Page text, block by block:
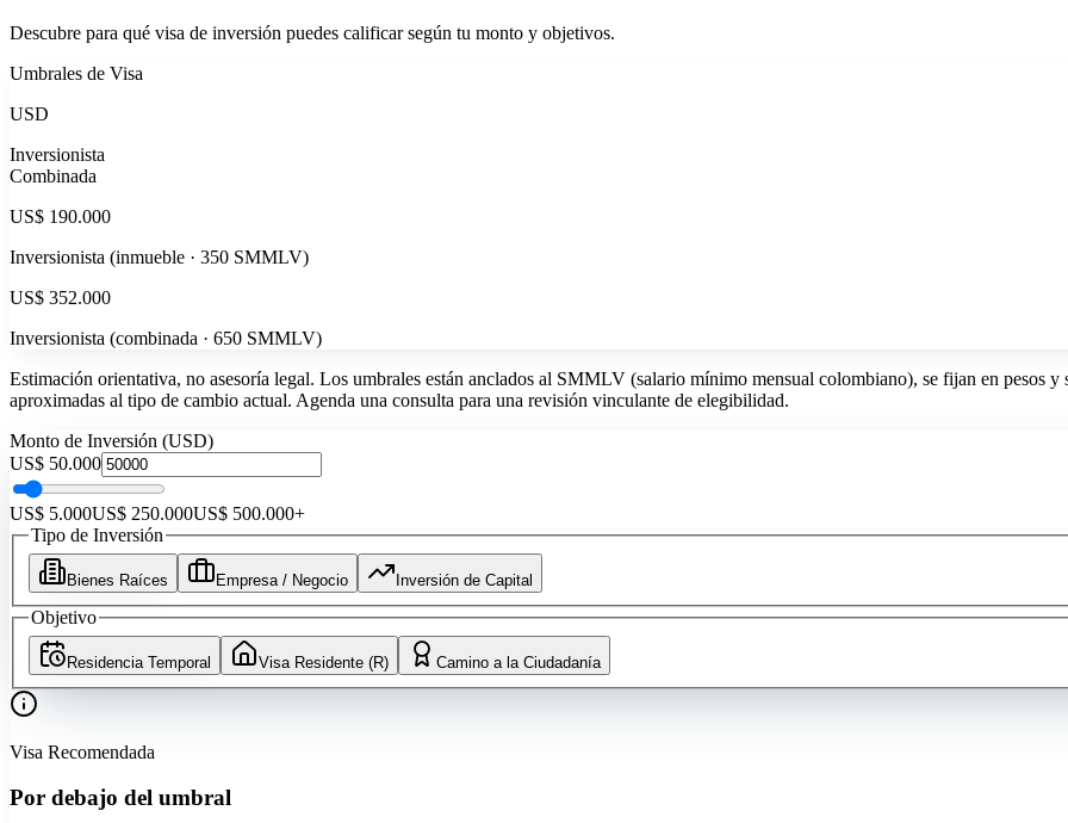
Descubre para qué visa de inversión puedes calificar según tu monto y objetivos.
Umbrales de Visa
USD
Inversionista
Combinada
US$ 190.000
Inversionista (inmueble · 350 SMMLV)
US$ 352.000
Inversionista (combinada · 650 SMMLV)
Estimación orientativa, no asesoría legal. Los umbrales están anclados al SMMLV (salario mínimo mensual colombiano), se fijan en pesos
aproximadas al tipo de cambio actual. Agenda una consulta para una revisión vinculante de elegibilidad.
Monto de Inversión (USD)
US$ 50.000
US$ 5.000US$ 250.000US$ 500.000+
Tipo de Inversión
Bienes Raíces Empresa / Negocio Inversión de Capital
Objetivo
Residencia Temporal Visa Residente (R) Camino a la Ciudadanía
Visa Recomendada
Por debajo del umbral